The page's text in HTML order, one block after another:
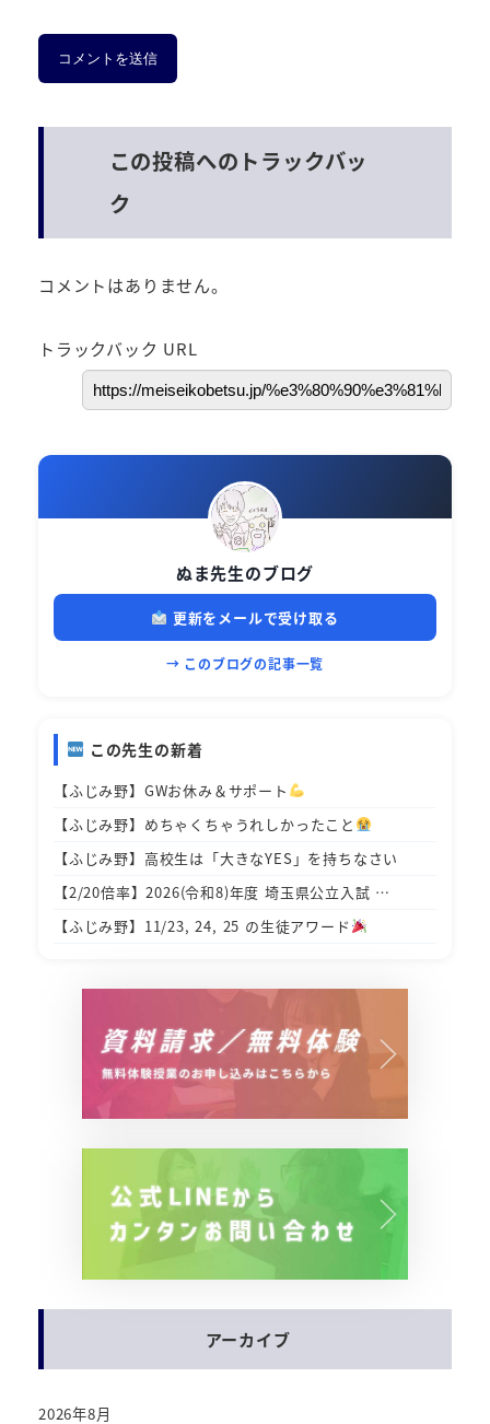
この投稿へのトラックバッ
ク
コメントはありません。
トラックバック URL
ぬま先生のブログ
更新をメールで受け取る
→ このブログの記事一覧
この先生の新着
【ふじみ野】GWお休み＆サポート
【ふじみ野】めちゃくちゃうれしかったこと
【ふじみ野】高校生は「大きなYES」を持ちなさい
【2/20倍率】2026(令和8)年度 埼玉県公立入試 …
【ふじみ野】11/23, 24, 25 の生徒アワード
アーカイブ
2026年8月